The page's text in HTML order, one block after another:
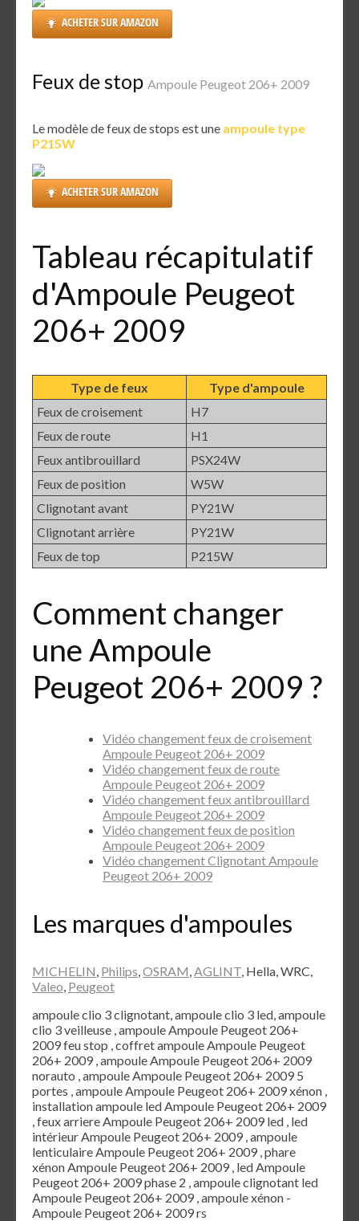
ACHETER SUR AMAZON
Feux de stop Ampoule Peugeot 206+ 2009
Le modèle de feux de stops est une ampoule type
P215W
ACHETER SUR AMAZON
Tableau récapitulatif
d'Ampoule Peugeot
206+ 2009
Type de feux
Type d'ampoule
Feux de croisement
H7
Feux de route
H1
Feux antibrouillard
PSX24W
Feux de position
W5W
Clignotant avant
PY21W
Clignotant arrière
PY21W
Feux de top
P215W
Comment changer
une Ampoule
Peugeot 206+ 2009 ?
Vidéo changement feux de croisement
Ampoule Peugeot 206+ 2009
Vidéo changement feux de route
Ampoule Peugeot 206+ 2009
Vidéo changement feux antibrouillard
Ampoule Peugeot 206+ 2009
Vidéo changement feux de position
Ampoule Peugeot 206+ 2009
Vidéo changement Clignotant Ampoule
Peugeot 206+ 2009
Les marques d'ampoules
MICHELIN, Philips,OSRAM,AGLINT, Hella, WRC,
Valeo, Peugeot
ampoule clio 3 clignotant, ampoule clio 3 led, ampoule
clio 3 veilleuse , ampoule Ampoule Peugeot 206+
2009 feu stop , coffret ampoule Ampoule Peugeot
206+ 2009 , ampoule Ampoule Peugeot 206+ 2009
norauto , ampoule Ampoule Peugeot 206+ 2009 5
portes , ampoule Ampoule Peugeot 206+ 2009 xénon ,
installation ampoule led Ampoule Peugeot 206+ 2009
, feux arriere Ampoule Peugeot 206+ 2009 led , led
intérieur Ampoule Peugeot 206+ 2009 , ampoule
lenticulaire Ampoule Peugeot 206+ 2009 , phare
xénon Ampoule Peugeot 206+ 2009 , led Ampoule
Peugeot 206+ 2009 phase 2 , ampoule clignotant led
Ampoule Peugeot 206+ 2009 , ampoule xénon -
Ampoule Peugeot 206+ 2009 rs